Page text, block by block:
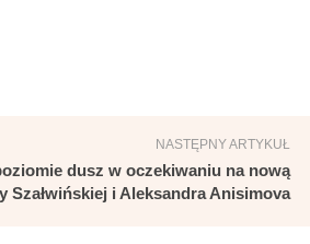
NASTĘPNY ARTYKUŁ
dusz w oczekiwaniu na nową
Szałwińskiej i Aleksandra Anisimova